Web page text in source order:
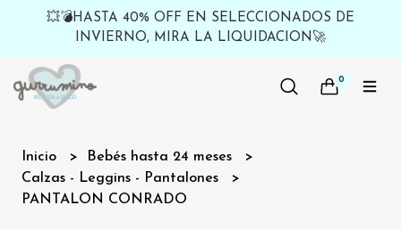
💥💣HASTA 40% OFF EN SELECCIONADOS DE
INVIERNO, MIRA LA LIQUIDACION🚀
0
Inicio
Bebés hasta 24 meses
Calzas - Leggins - Pantalones
PANTALON CONRADO